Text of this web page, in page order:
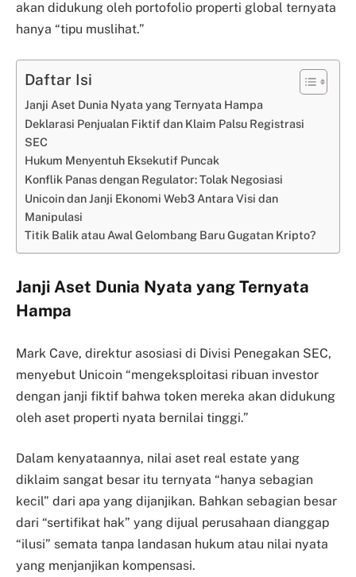
akan didukung oleh portofolio properti global ternyata
hanya “tipu muslihat.”
Daftar Isi
Janji Aset Dunia Nyata yang Ternyata Hampa
Deklarasi Penjualan Fiktif dan Klaim Palsu Registrasi
SEC
Hukum Menyentuh Eksekutif Puncak
Konflik Panas dengan Regulator: Tolak Negosiasi
Unicoin dan Janji Ekonomi Web3 Antara Visi dan
Manipulasi
Titik Balik atau Awal Gelombang Baru Gugatan Kripto?
Janji Aset Dunia Nyata yang Ternyata
Hampa
Mark Cave, direktur asosiasi di Divisi Penegakan SEC,
menyebut Unicoin “mengeksploitasi ribuan investor
dengan janji fiktif bahwa token mereka akan didukung
oleh aset properti nyata bernilai tinggi.”
Dalam kenyataannya, nilai aset real estate yang
diklaim sangat besar itu ternyata “hanya sebagian
kecil” dari apa yang dijanjikan. Bahkan sebagian besar
dari “sertifikat hak” yang dijual perusahaan dianggap
“ilusi” semata tanpa landasan hukum atau nilai nyata
yang menjanjikan kompensasi.